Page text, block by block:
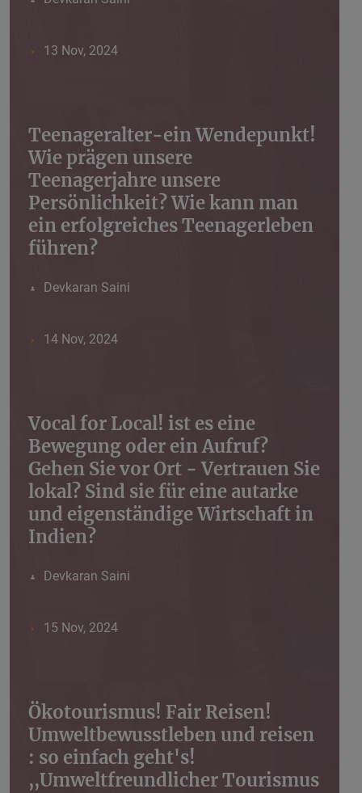
13 Nov, 2024
Teenageralter-ein Wendepunkt!
Wie prägen unsere
Teenagerjahre unsere
Persönlichkeit? Wie kann man
ein erfolgreiches Teenagerleben
führen?
Devkaran Saini
14 Nov, 2024
Vocal for Local! ist es eine
Bewegung oder ein Aufruf?
Gehen Sie vor Ort - Vertrauen Sie
lokal? Sind sie für eine autarke
und eigenständige Wirtschaft in
Indien?
Devkaran Saini
15 Nov, 2024
Ökotourismus! Fair Reisen!
Umweltbewusstleben und reisen
: so einfach geht's!
,,Umweltfreundlicher Tourismus